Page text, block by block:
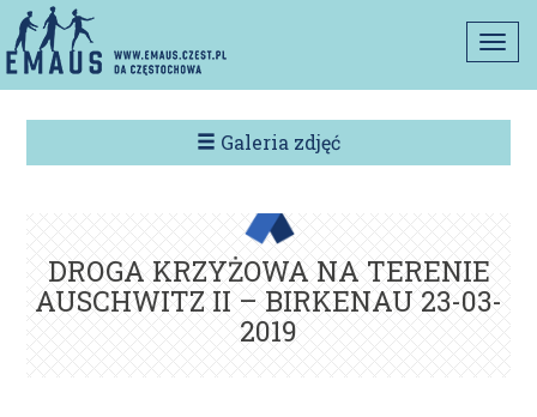
Galeria zdjęć
DROGA KRZYŻOWA NA TERENIE
AUSCHWITZ II – BIRKENAU 23-03-
2019